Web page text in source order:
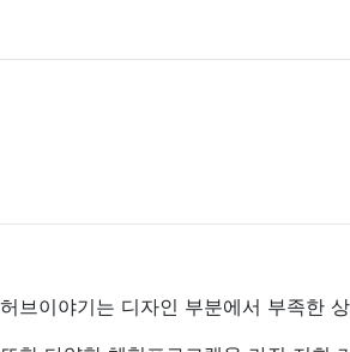
허브이야기는 디자인 부분에서 부족한